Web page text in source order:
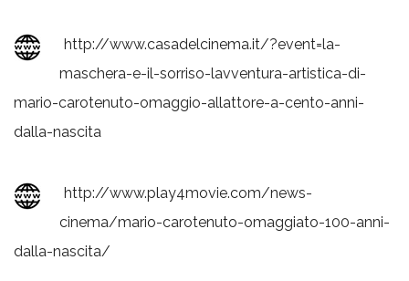
http://www.casadelcinema.it/?event=la-
maschera-e-il-sorriso-lavventura-artistica-di-
mario-carotenuto-omaggio-allattore-a-cento-anni-
dalla-nascita
http://www.play4movie.com/news-
cinema/mario-carotenuto-omaggiato-100-anni-
dalla-nascita/